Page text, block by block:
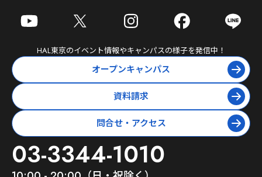
HAL東京のイベント情報やキャンパスの様子を発信中！
オープンキャンパス
資料請求
問合せ・アクセス
03-3344-1010